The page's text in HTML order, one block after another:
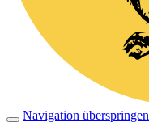
Navigation überspringen